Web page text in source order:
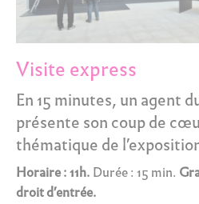
Visite express
En 15 minutes, un agent
présente son coup de
thématique de
Horaire : 11h. Durée : 15 min.
droit d’entrée.